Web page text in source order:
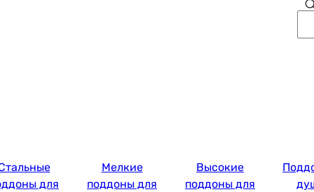
для
Мелкие
поддоны для
Высокие
поддоны для